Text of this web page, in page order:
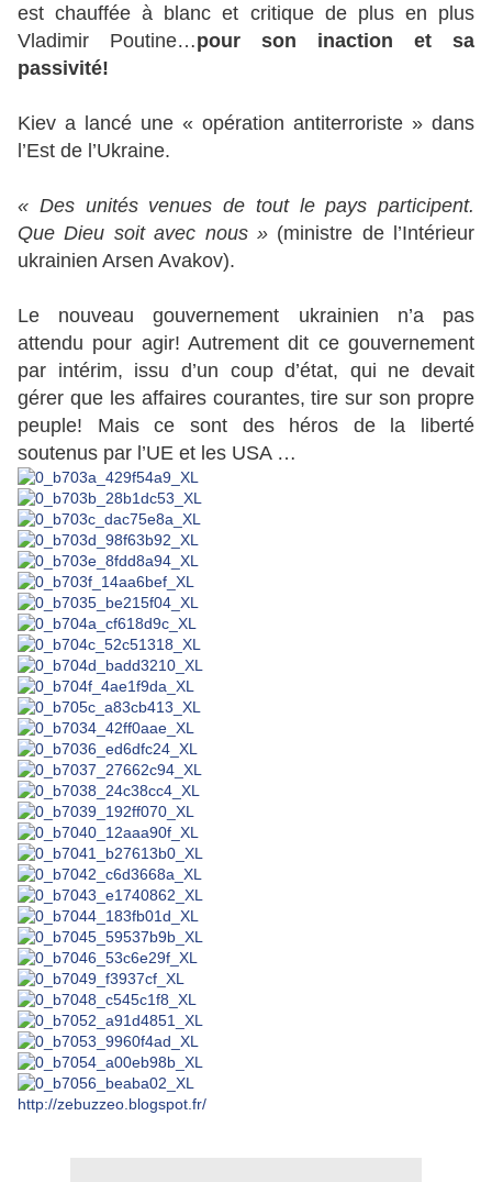
est chauffée à blanc et critique de plus en plus
Vladimir Poutine…pour son inaction et sa
passivité!
Kiev a lancé une « opération antiterroriste » dans
l’Est de l’Ukraine.
« Des unités venues de tout le pays participent.
Que Dieu soit avec nous »(ministre de l’Intérieur
ukrainien Arsen Avakov).
Le nouveau gouvernement ukrainien n’a pas
attendu pour agir! Autrement dit ce gouvernement
par intérim, issu d’un coup d’état, qui ne devait
gérer que les affaires courantes, tire sur son propre
peuple! Mais ce sont des héros de la liberté
soutenus par l’UE et les USA …
http://zebuzzeo.blogspot.fr/